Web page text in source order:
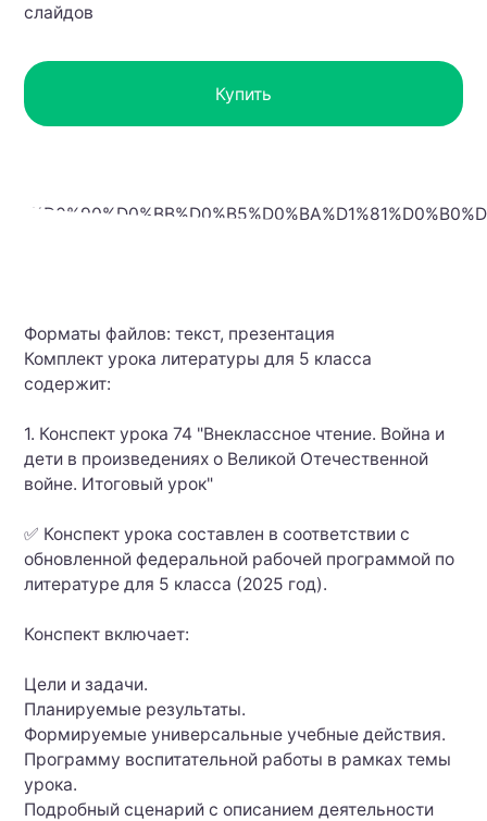
слайдов
Купить
Форматы файлов: текст, презентация
Комплект урока литературы для 5 класса
содержит:
1. Конспект урока 74 "Внеклассное чтение. Война и
дети в произведениях о Великой Отечественной
войне. Итоговый урок"
✅ Конспект урока составлен в соответствии с
обновленной федеральной рабочей программой по
литературе для 5 класса (2025 год).
Конспект включает:
Цели и задачи.
Планируемые результаты.
Формируемые универсальные учебные действия.
Программу воспитательной работы в рамках темы
урока.
Подробный сценарий с описанием деятельности